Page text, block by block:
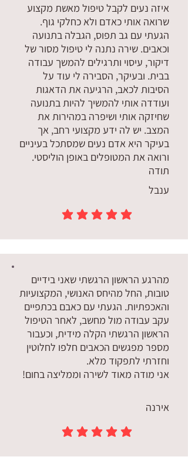
איזה נעים לקבל טיפול מאשת מקצוע
שרואה אותי כאדם ולא כחלקי גוף.
הגעתי עם גב תפוס, הגבלה בתנועה
וכאבים. שירה נתנה לי טיפול מסור של
דיקור, עיסוי ותרגילים להמשך עבודה
בבית. ובעיקר, הסבירה לי עוד על
הסיבות לכאב, הרגיעה את הדאגות
ועודדה אותי להמשיך להיות בתנועה
שחיזקה אותי ושיפרה במהירות את
המצב. יש לה ידע מקצועי רחב, אך
בעיקר היא אדם נעים שמסתכל בעיניים
ורואה את המטופלים באופן הוליסטי.
תודה
ענבל
הדירוג הממוצא הוא 5 מתוך 5
מהרגע הראשון הרגשתי שאני בידיים
טובות, החל מהיחס האנושי, המקצועיות
והאכפתיות. הגעתי עם כאבם בכתפיים
עקב עבודה מול מחשב, לאחר הטיפול
הראשון הרגשתי הקלה מידית, וכעבור
מספר מפגשים הכאבים חלפו לחלוטין
וחזרתי לתפקוד מלא.
אני מודה מאוד לשירה וממליצה בחום!
אירנה
הדירוג הממוצא הוא 5 מתוך 5